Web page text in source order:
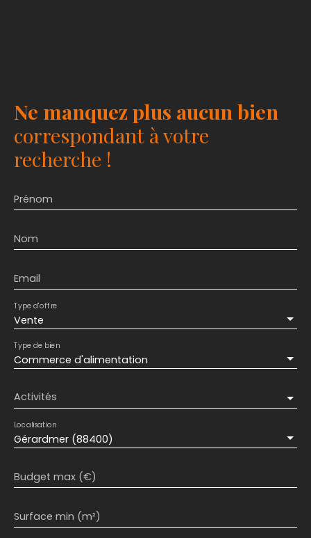
Ne manquez plus aucun bien
correspondant à votre
recherche !
Prénom
Nom
Email
Vente
Type d'offre
Commerce d'alimentation
Type de bien
Activités
Gérardmer (88400)
Localisation
Budget max (€)
Surface min (m²)